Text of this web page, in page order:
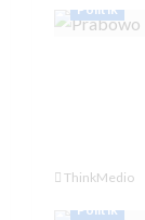
Politik
ThinkMedio
Politik